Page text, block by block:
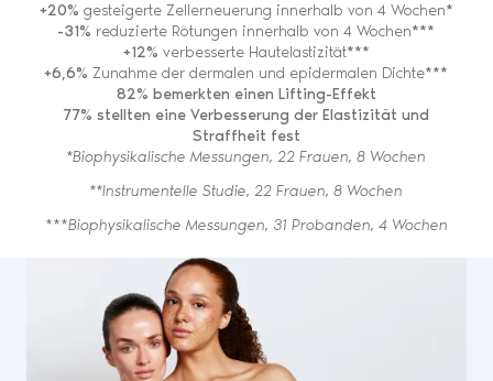
+20% gesteigerte Zellerneuerung innerhalb von 4 Wochen*
-31% reduzierte Rötungen innerhalb von 4 Wochen***
+12% verbesserte Hautelastizität***
+6,6%Zunahme der dermalen und epidermalen Dichte***
82% bemerkten einen Lifting-Effekt
77% stellten eine Verbesserung der Elastizität und
Straffheit fest
*Biophysikalische Messungen, 22 Frauen, 8 Wochen
**Instrumentelle Studie, 22 Frauen, 8 Wochen
***Biophysikalische Messungen, 31 Probanden, 4 Wochen